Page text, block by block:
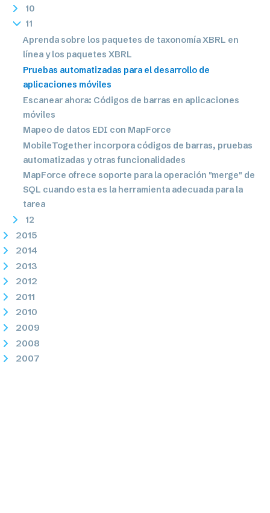
10
11
Aprenda sobre los paquetes de taxonomía XBRL en
línea y los paquetes XBRL
Pruebas automatizadas para el desarrollo de
aplicaciones móviles
Escanear ahora: Códigos de barras en aplicaciones
móviles
Mapeo de datos EDI con MapForce
MobileTogether incorpora códigos de barras, pruebas
automatizadas y otras funcionalidades
MapForce ofrece soporte para la operación "merge" de
SQL cuando esta es la herramienta adecuada para la
tarea
12
2015
2014
2013
2012
2011
2010
2009
2008
2007